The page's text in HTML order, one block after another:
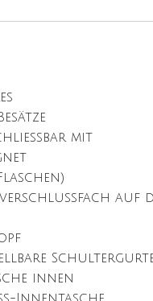
mit
auf
innen